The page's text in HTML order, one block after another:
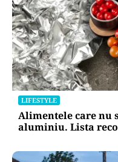
ENERGIE
În România, încă
a venit după o
primul bec. Maria: